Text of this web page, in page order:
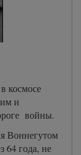
космосе
и
войны.
Воннегутом
64 года, не